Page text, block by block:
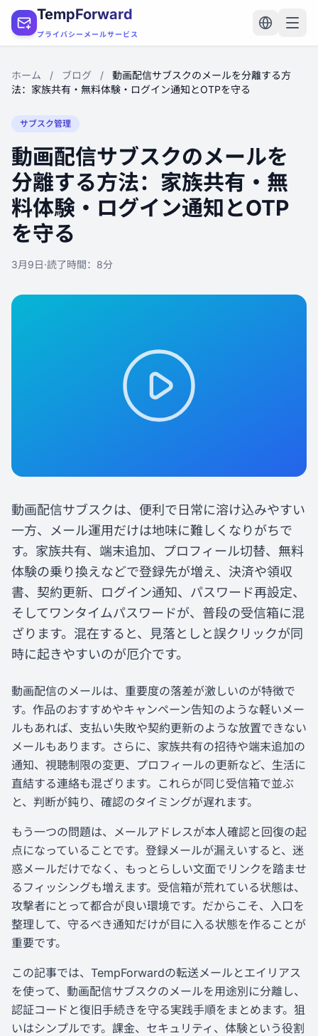
TempForward
プライバシーメールサービス
ホーム / ブログ /
動画配信サブスクのメールを分離する方
法：家族共有・無料体験・ログイン通知とOTPを守る
サブスク管理
動画配信サブスクのメールを
分離する方法：家族共有・無
料体験・ログイン通知とOTP
を守る
3月9日·読了時間：8分
動画配信サブスクは、便利で日常に溶け込みやすい
一方、メール運用だけは地味に難しくなりがちで
す。家族共有、端末追加、プロフィール切替、無料
体験の乗り換えなどで登録先が増え、決済や領収
書、契約更新、ログイン通知、パスワード再設定、
そしてワンタイムパスワードが、普段の受信箱に混
ざります。混在すると、見落としと誤クリックが同
時に起きやすいのが厄介です。
動画配信のメールは、重要度の落差が激しいのが特徴で
す。作品のおすすめやキャンペーン告知のような軽いメー
ルもあれば、支払い失敗や契約更新のような放置できない
メールもあります。さらに、家族共有の招待や端末追加の
通知、視聴制限の変更、プロフィールの更新など、生活に
直結する連絡も混ざります。これらが同じ受信箱で並ぶ
と、判断が鈍り、確認のタイミングが遅れます。
もう一つの問題は、メールアドレスが本人確認と回復の起
点になっていることです。登録メールが漏えいすると、迷
惑メールだけでなく、もっとらしい文面でリンクを踏ませ
るフィッシングも増えます。受信箱が荒れている状態は、
攻撃者にとって都合が良い環境です。だからこそ、入口を
整理して、守るべき通知だけが目に入る状態を作ることが
重要です。
この記事では、TempForwardの転送メールとエイリアス
を使って、動画配信サブスクのメールを用途別に分離し、
認証コードと復旧手続きを守る実践手順をまとめます。狙
いはシンプルです。課金、セキュリティ、体験という役割